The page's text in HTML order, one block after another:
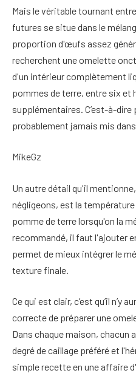
Mais le véritable tournant
futures se situe dans le
proportion d'œufs assez
recherchent une omelette
d'un intérieur complètement
pommes de terre, entre six
supplémentaires. C’est-à-dire
probablement jamais mis
MikeGz
Un autre détail qu'il
négligeons, est la
pomme de terre lorsqu'on la
recommandé, il faut l'ajouter
permet de mieux intégrer le
texture finale.
Ce qui est clair, c’est qu’il n’y
correcte de préparer une
Dans chaque maison, chacun
degré de caillage préféré et
simple recette en une affaire